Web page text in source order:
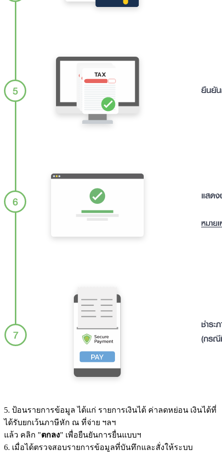
5. ป้อนรายการข้อมูล ได้แก่ รายการเงินได้ ค่าลดหย่อน เงินได้ที่
ได้รับยกเว้นภาษีหัก ณ ที่จ่าย ฯลฯ
แล้ว คลิก "ตกลง" เพื่อยืนยันการยื่นแบบฯ
6. เมื่อได้ตรวจสอบรายการข้อมูลที่บันทึกและสั่งให้ระบบ